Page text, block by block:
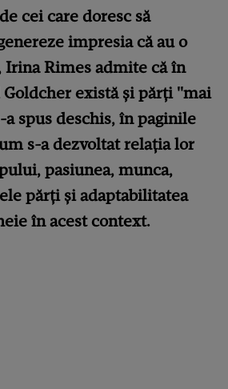
cei care doresc să
impresia că au o
Rimes admite că în
există și părți "mai
spus deschis, în paginile
s-a dezvoltat relația lor
pasiunea, munca,
părți și adaptabilitatea
în acest context.